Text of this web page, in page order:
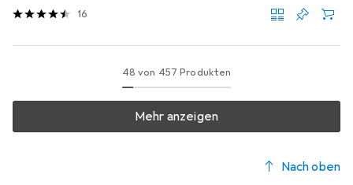
16
48 von 457 Produkten
Mehr anzeigen
Nach oben